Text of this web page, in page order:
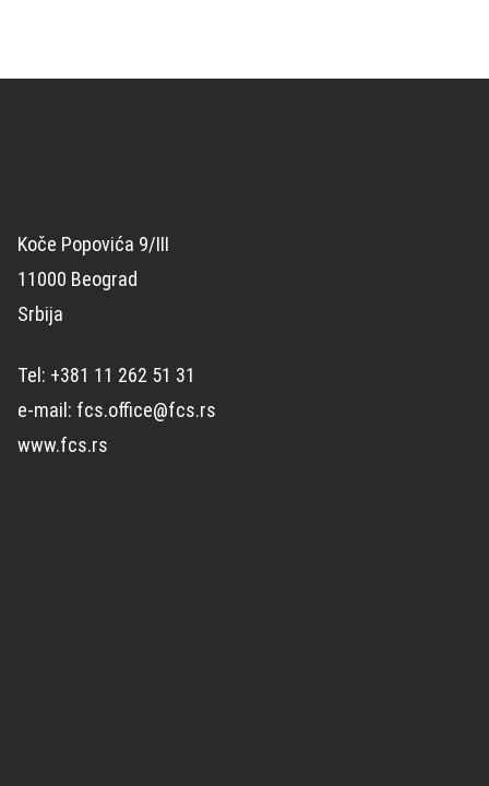
Koče Popovića 9/III
11000 Beograd
Srbija
Tel: +381 11 262 51 31
e-mail: fcs.office@fcs.rs
www.fcs.rs